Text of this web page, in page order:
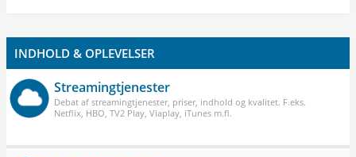
INDHOLD & OPLEVELSER
Streamingtjenester
Debat af streamingtjenester, priser, indhold og kvalitet. F.eks.
Netflix, HBO, TV2 Play, Viaplay, iTunes m.fl.